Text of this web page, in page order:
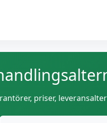
priser,